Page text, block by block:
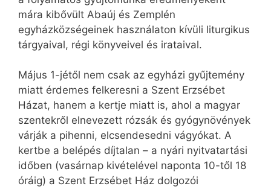
mára kibővült Abaúj és Zemplén
egyházközségeinek használaton kívüli liturgikus
tárgyaival, régi könyveivel és irataival.
Május 1-jétől nem csak az egyházi gyűjtemény
miatt érdemes felkeresni a Szent Erzsébet
Házat, hanem a kertje miatt is, ahol a magyar
szentekről elnevezett rózsák és gyógynövények
várják a pihenni, elcsendesedni vágyókat. A
kertbe a belépés díjtalan – a nyári nyitvatartási
időben (vasárnap kivételével naponta 10-től 18
óráig) a Szent Erzsébet Ház dolgozói